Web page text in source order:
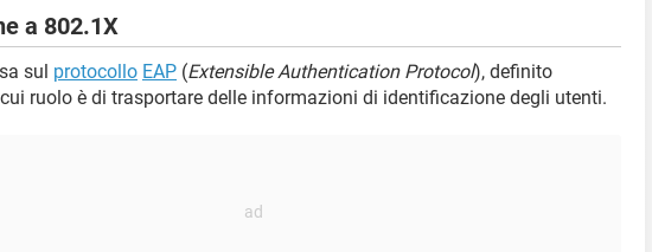
a 802.1X
sul protocollo EAP (Extensible Authentication Protocol), definito
ruolo è di trasportare delle informazioni di identificazione degli utenti.